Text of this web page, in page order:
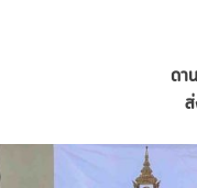
ดา